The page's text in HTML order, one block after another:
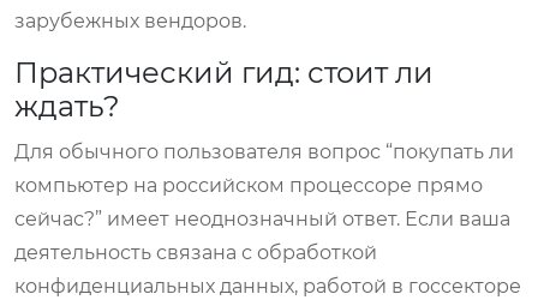
зарубежных вендоров.
Практический гид: стоит ли
ждать?
Для обычного пользователя вопрос “покупать ли
компьютер на российском процессоре прямо
сейчас?” имеет неоднозначный ответ. Если ваша
деятельность связана с обработкой
конфиденциальных данных, работой в госсекторе